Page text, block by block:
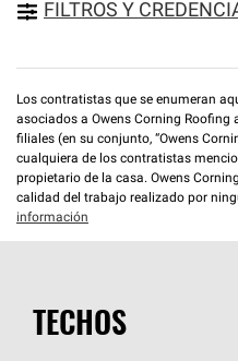
FILTROS Y
Los contratistas que se enumeran
asociados a Owens Corning Roofing
filiales (en su conjunto, “Owens
cualquiera de los contratistas
propietario de la casa. Owens
calidad del trabajo realizado por
información
TECHOS